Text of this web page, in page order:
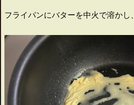
フライパンにバターを中火で溶かし、